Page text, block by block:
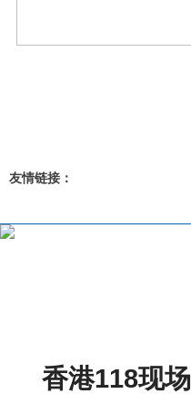
友情链接：
香港118现